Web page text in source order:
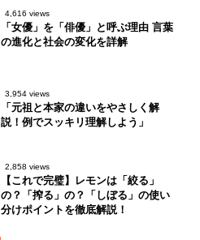
4,616 views
「女優」を「俳優」と呼ぶ理由 言葉
の進化と社会の変化を詳解
3,954 views
「元祖と本家の違いをやさしく解
説！例でスッキリ理解しよう」
2,858 views
【これで完璧】レモンは「絞る」
の？「搾る」の？「しぼる」の使い
分けポイントを徹底解説！